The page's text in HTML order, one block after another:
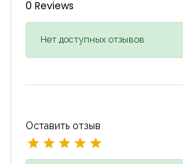
0 Reviews
Нет доступных отзывов
Оставить отзыв